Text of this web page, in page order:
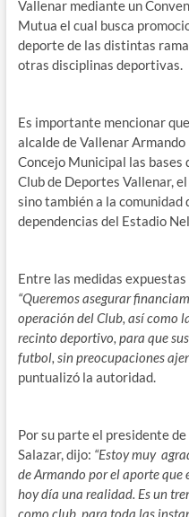
Vallenar mediante un
Mutua el cual busca
deporte de las distintas
otras disciplinas deportivas.
Es importante mencionar
alcalde de Vallenar
Concejo Municipal las bases
Club de Deportes Vallenar,
sino también a la
dependencias del Estadio
Entre las medidas
“Queremos asegurar
operación del Club, así como
recinto deportivo, para que
futbol, sin preocupaciones
puntualizó la autoridad.
Por su parte el presidente
Salazar, dijo: “Estoy muy
de Armando por el aporte que
hoy día una realidad. Es un
como club, para toda las